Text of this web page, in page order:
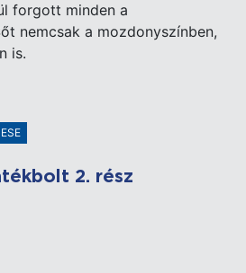
forgott minden a
nemcsak a mozdonyszínben,
is.
2. rész